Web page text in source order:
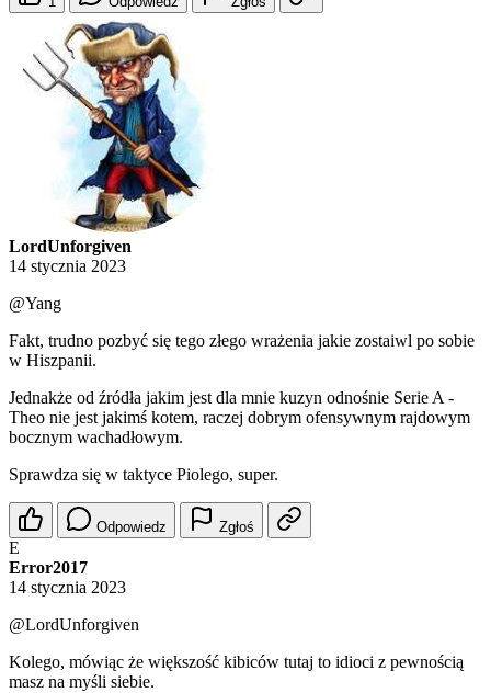
LordUnforgiven
14 stycznia 2023
@Yang
Fakt, trudno pozbyć się tego złego wrażenia jakie zostaiwl po sobie
w Hiszpanii.
Jednakże od źródła jakim jest dla mnie kuzyn odnośnie Serie A -
Theo nie jest jakimś kotem, raczej dobrym ofensywnym rajdowym
bocznym wachadłowym.
Sprawdza się w taktyce Piolego, super.
Odpowiedz Zgłoś
E
Error2017
14 stycznia 2023
@LordUnforgiven
Kolego, mówiąc że większość kibiców tutaj to idioci z pewnością
masz na myśli siebie.